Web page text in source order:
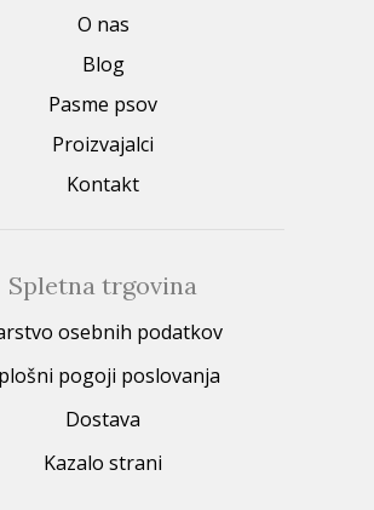
O nas
Blog
Pasme psov
Proizvajalci
Kontakt
Spletna trgovina
osebnih podatkov
pogoji poslovanja
Dostava
Kazalo strani